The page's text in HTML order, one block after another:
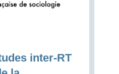
inter-RT